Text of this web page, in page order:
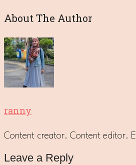
About The Author
ranny
Content creator. Content editor.
Leave a Reply